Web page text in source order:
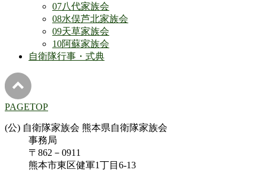
07八代家族会
08水俣芦北家族会
09天草家族会
10阿蘇家族会
自衛隊行事・式典
PAGETOP
(公) 自衛隊家族会 熊本県自衛隊家族会
事務局
〒862－0911
熊本市東区健軍1丁目6-13